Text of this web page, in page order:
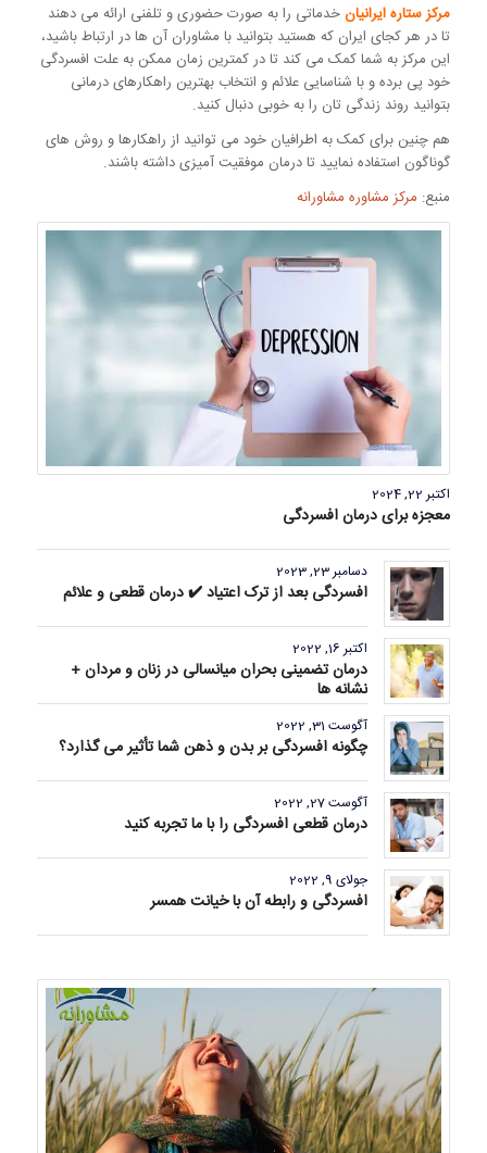
مرکز ستاره ایرانیانخدماتی را به صورت حضوری و تلفنی ارائه می دهند
تا در هر کجای ایران که هستید بتوانید با مشاوران آن ها در ارتباط باشید،
این مرکز به شما کمک می کند تا در کمترین زمان ممکن به علت افسردگی
خود پی برده و با شناسایی علائم و انتخاب بهترین راهکارهای درمانی
بتوانید روند زندگی تان را به خوبی دنبال کنید.
هم چنین برای کمک به اطرافیان خود می توانید از راهکارها و روش های
گوناگون استفاده نمایید تا درمان موفقیت آمیزی داشته باشند.
منبع: مرکز مشاوره مشاورانه
اکتبر 22, 2024
معجزه برای درمان افسردگی
دسامبر 23, 2023
افسردگی بعد از ترک اعتیاد ✔️ درمان قطعی و علائم
اکتبر 16, 2022
درمان تضمینی بحران میانسالی در زنان و مردان +
نشانه ها
آگوست 31, 2022
چگونه افسردگی بر بدن و ذهن شما تأثیر می گذارد؟
آگوست 27, 2022
درمان قطعی افسردگی را با ما تجربه کنید
جولای 9, 2022
افسردگی و رابطه آن با خیانت همسر